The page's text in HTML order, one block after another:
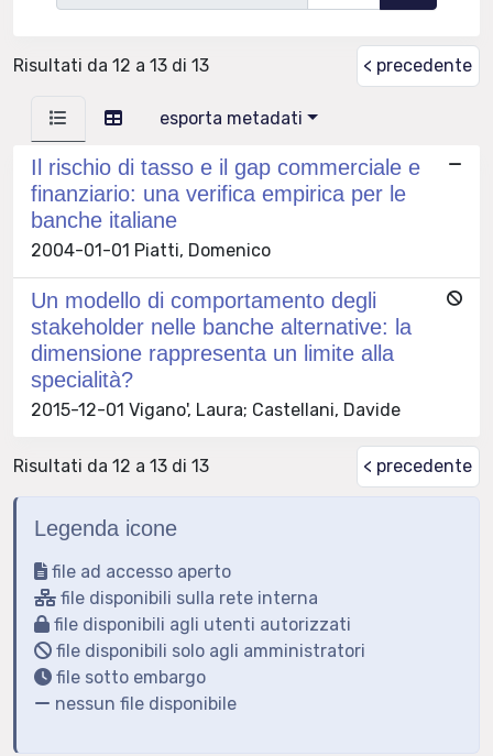
Risultati da 12 a 13 di 13 < precedente
esporta metadati
Il rischio di tasso e il gap commerciale e
finanziario: una verifica empirica per le
banche italiane
2004-01-01 Piatti, Domenico
Un modello di comportamento degli
stakeholder nelle banche alternative: la
dimensione rappresenta un limite alla
specialità?
2015-12-01 Vigano', Laura; Castellani, Davide
Risultati da 12 a 13 di 13 < precedente
Legenda icone
file ad accesso aperto
file disponibili sulla rete interna
file disponibili agli utenti autorizzati
file disponibili solo agli amministratori
file sotto embargo
nessun file disponibile